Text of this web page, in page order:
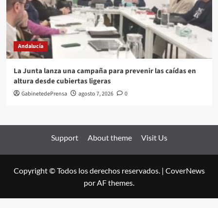
Andalucía
La Junta lanza una campaña para prevenir las caídas en
altura desde cubiertas ligeras
GabinetedePrensa agosto 7, 2026 0
Support About theme Visit Us
Copyright © Todos los derechos reservados. | CoverNews
por AF themes.